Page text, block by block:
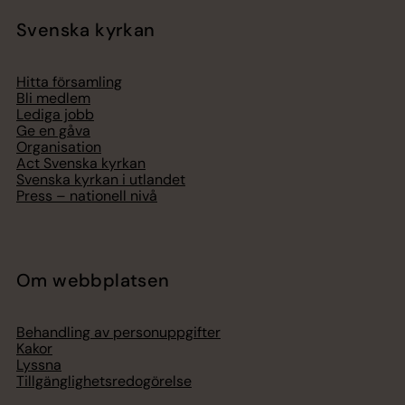
Svenska kyrkan
Hitta församling
Bli medlem
Lediga jobb
Ge en gåva
Organisation
Act Svenska kyrkan
Svenska kyrkan i utlandet
Press – nationell nivå
Om webbplatsen
Behandling av personuppgifter
Kakor
Lyssna
Tillgänglighetsredogörelse